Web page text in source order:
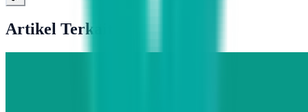
Artikel Terkait